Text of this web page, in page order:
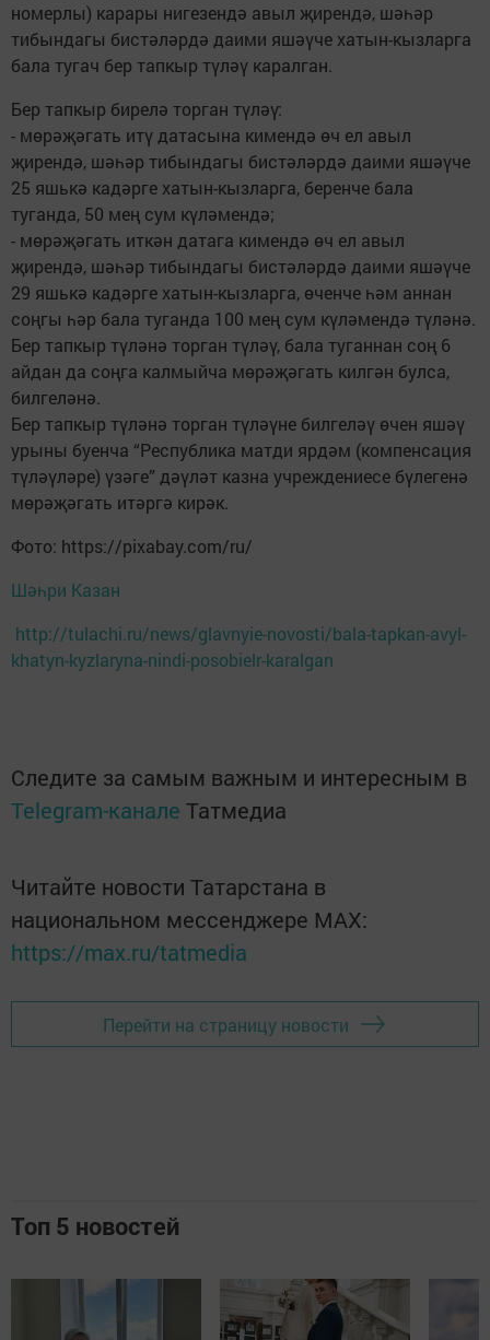
номерлы) карары нигезендә авыл җирендә, шәһәр
тибындагы бистәләрдә даими яшәүче хатын-кызларга
бала тугач бер тапкыр түләү каралган.
Бер тапкыр бирелә торган түләү:
- мөрәҗәгать итү датасына кимендә өч ел авыл
җирендә, шәһәр тибындагы бистәләрдә даими яшәүче
25 яшькә кадәрге хатын-кызларга, беренче бала
туганда, 50 мең сум күләмендә;
- мөрәҗәгать иткән датага кимендә өч ел авыл
җирендә, шәһәр тибындагы бистәләрдә даими яшәүче
29 яшькә кадәрге хатын-кызларга, өченче һәм аннан
соңгы һәр бала туганда 100 мең сум күләмендә түләнә.
Бер тапкыр түләнә торган түләү, бала туганнан соң 6
айдан да соңга калмыйча мөрәҗәгать килгән булса,
билгеләнә.
Бер тапкыр түләнә торган түләүне билгеләү өчен яшәү
урыны буенча “Республика матди ярдәм (компенсация
түләүләре) үзәге” дәүләт казна учреждениесе бүлегенә
мөрәҗәгать итәргә кирәк.
Фото: https://pixabay.com/ru/
Шәһри Казан
http://tulachi.ru/news/glavnyie-novosti/bala-tapkan-avyl-
khatyn-kyzlaryna-nindi-posobielr-karalgan
Следите за самым важным и интересным в
Telegram-канале Татмедиа
Читайте новости Татарстана в
национальном мессенджере MАХ:
https://max.ru/tatmedia
Перейти на страницу новости
Топ 5 новостей